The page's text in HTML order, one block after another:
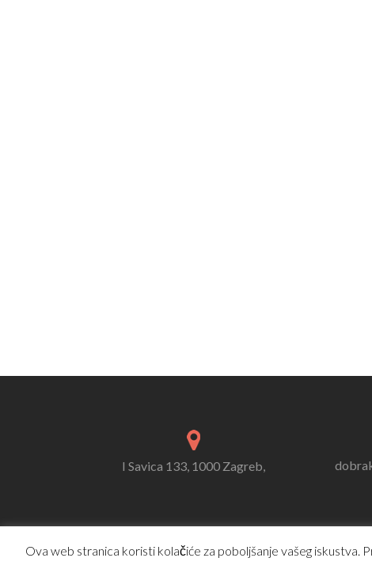
I Savica 133, 1000 Zagreb,
Ova web stranica koristi kolačiće za poboljšanje vašeg